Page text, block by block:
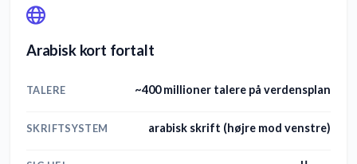
Arabisk kort fortalt
TALERE ~400 millioner talere på verdensplan
SKRIFTSYSTEM arabisk skrift (højre mod venstre)